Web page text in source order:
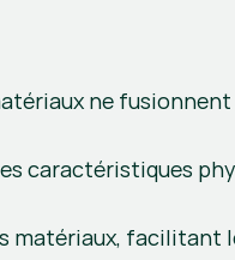
ne
caractéristiques
matériaux, facilitant